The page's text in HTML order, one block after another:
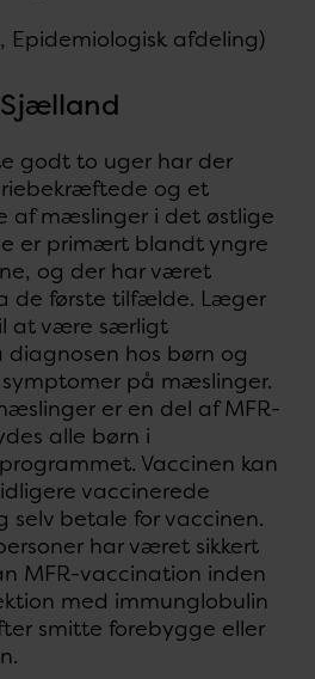
Epidemiologisk afdeling)
godt to uger har der
og et
af mæslinger i det østlige
er primært blandt yngre
og der har været
de første tilfælde. Læger
at være særligt
hos børn og
på mæslinger.
er en del af MFR-
alle børn i
Vaccinen kan
vaccinerede
selv betale for vaccinen.
har været sikkert
MFR-vaccination inden
med immunglobulin
smitte forebygge eller